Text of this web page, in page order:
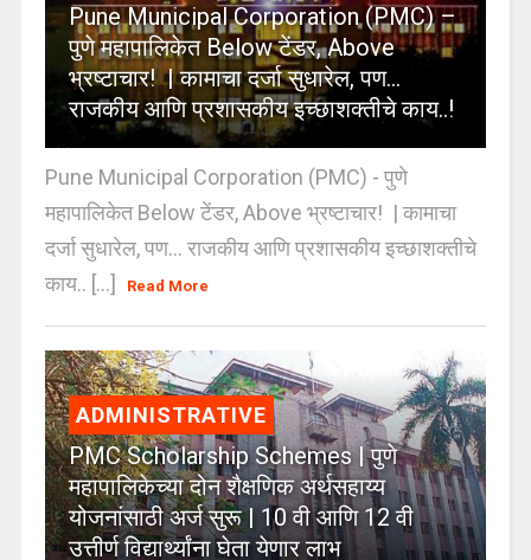
Pune Municipal Corporation (PMC) –
पुणे महापालिकेत Below टेंडर, Above
भ्रष्टाचार! | कामाचा दर्जा सुधारेल, पण…
राजकीय आणि प्रशासकीय इच्छाशक्तीचे काय..!
Pune Municipal Corporation (PMC) - पुणे
महापालिकेत Below टेंडर, Above भ्रष्टाचार! | कामाचा
दर्जा सुधारेल, पण… राजकीय आणि प्रशासकीय इच्छाशक्तीचे
काय.. [...]
Read More
ADMINISTRATIVE
PMC Scholarship Schemes | पुणे
महापालिकेच्या दोन शैक्षणिक अर्थसहाय्य
योजनांसाठी अर्ज सुरू | 10 वी आणि 12 वी
उत्तीर्ण विद्यार्थ्यांना घेता येणार लाभ